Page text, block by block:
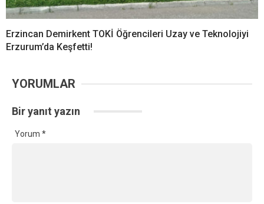
Erzincan Demirkent TOKİ Öğrencileri Uzay ve Teknolojiyi
Erzurum’da Keşfetti!
YORUMLAR
Bir yanıt yazın
Yorum *